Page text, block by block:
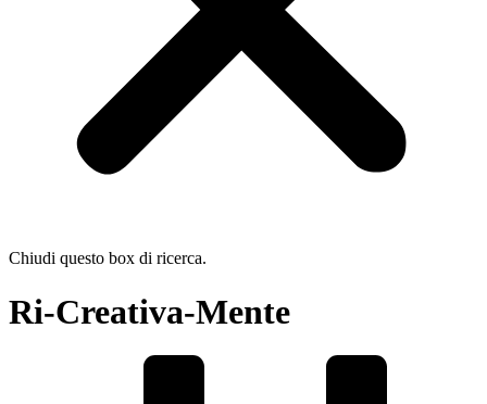
Chiudi questo box di ricerca.
Ri-Creativa-Mente